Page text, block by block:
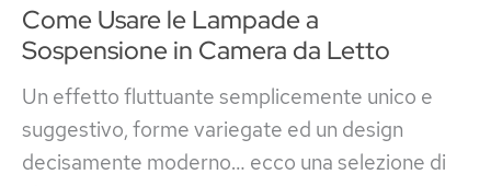
Come Usare le Lampade a
Sospensione in Camera da Letto
Un effetto fluttuante semplicemente unico e
suggestivo, forme variegate ed un design
decisamente moderno… ecco una selezione di